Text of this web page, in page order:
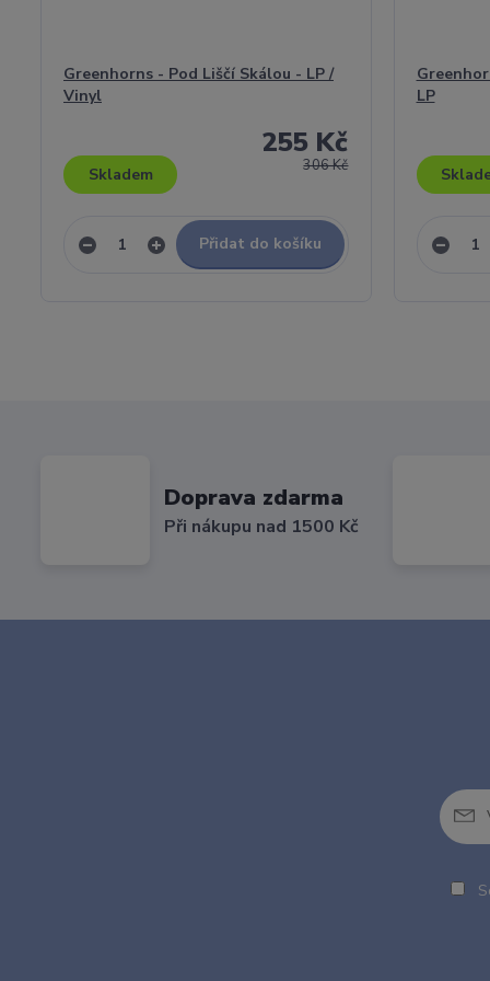
Greenhorns - Pod Liščí Skálou - LP /
Vinyl
306 Kč
255 Kč
Skladem
Přidat do košíku
LP
Doprava zdarma
Při nákupu nad 1500 Kč